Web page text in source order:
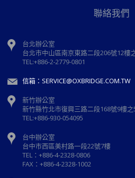
聯絡我們
台北辦公室
台北市中山區南京東路二段206號12樓
TEL:+886-2-2779-0801
信箱：SERVICE@OXBRIDGE.COM.TW
新竹辦公室
新⽵縣⽵北市復興三路⼆段168號9樓
TEL:+886-930-054095
台中辦公室
台中市西區美村路一段22號7樓
TEL：+886-4-2328-0806
FAX：+886-4-2328-1002